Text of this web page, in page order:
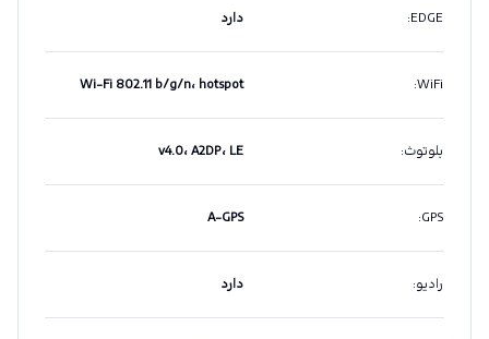
EDGE
: دارد
WiFi
: Wi-Fi 802.11 b/g/n، hotspot
بلوتوث: v4.0، A2DP، LE
GPS
:
A-GPS
رادیو: دارد